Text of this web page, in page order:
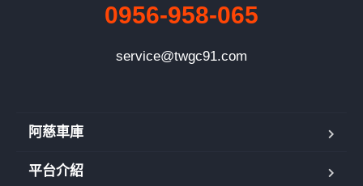
0956-958-065
service@twgc91.com
阿慈車庫
平台介紹